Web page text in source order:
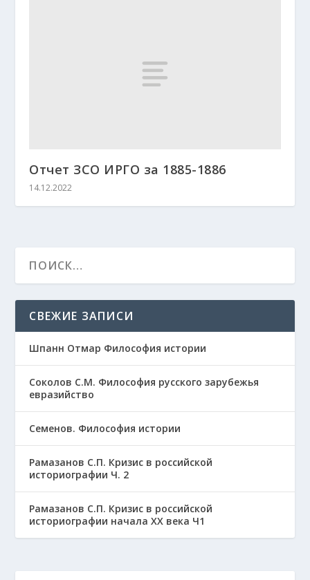
Отчет ЗСО ИРГО за 1885-1886
14.12.2022
СВЕЖИЕ ЗАПИСИ
Шпанн Отмар Философия истории
Соколов С.М. Философия русского зарубежья
евразийство
Семенов. Философия истории
Рамазанов С.П. Кризис в российской
историографии Ч. 2
Рамазанов С.П. Кризис в российской
историографии начала ХХ века Ч1